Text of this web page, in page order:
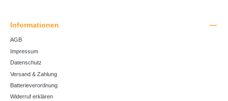
Informationen
AGB
Impressum
Datenschutz
Versand & Zahlung
Batterieverordnung
Widerruf erklären